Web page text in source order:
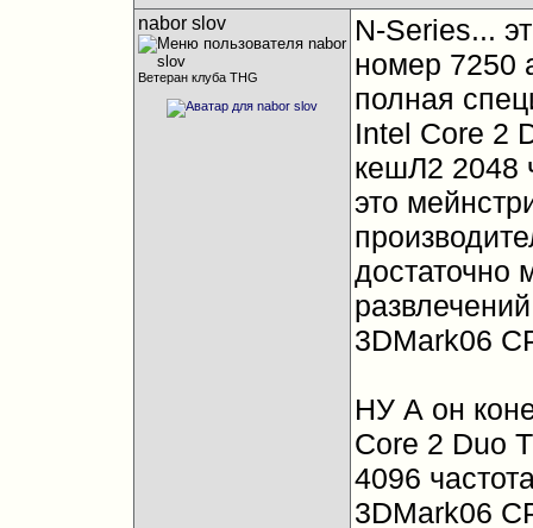
nabor slov
Ветеран клуба THG
N-Series...
номер 7250
полная
Intel Core 2
кешЛ2 2048
это
достаточно
3DMark06
НУ А он
Core 2 Duo
4096
3DMark06